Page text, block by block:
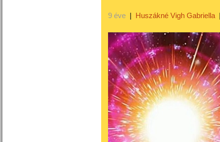
9 éve | Huszákné Vigh Gabriella